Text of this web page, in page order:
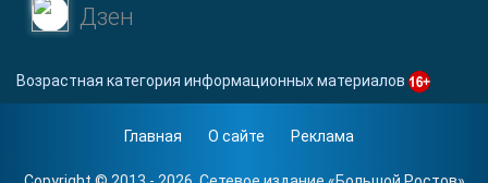
Дзен
Возрастная категория информационных материалов
Главная О сайте Реклама